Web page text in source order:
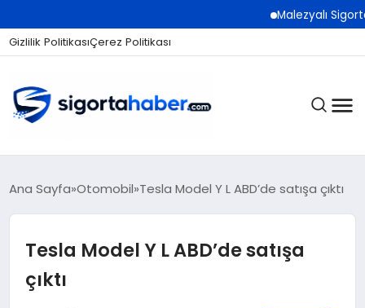
Malezyalı Sigorta
Gizlilik PolitikasıÇerez Politikası
SIGORTA
BES / HAYAT
Ana Sayfa Otomobil Tesla Model Y L ABD’de satışa çıktı
Tesla Model Y L ABD’de satışa
çıktı